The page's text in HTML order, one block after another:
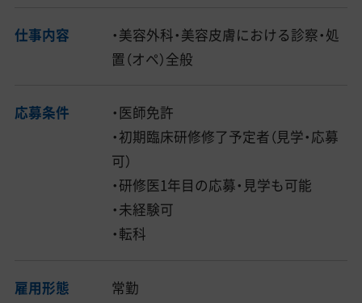
仕事内容
・美容外科・美容皮膚における診察・処
置（オペ）全般
応募条件
・医師免許
・初期臨床研修修了予定者（見学・応募
可）
・研修医1年目の応募・見学も可能
・未経験可
・転科
雇用形態 常勤